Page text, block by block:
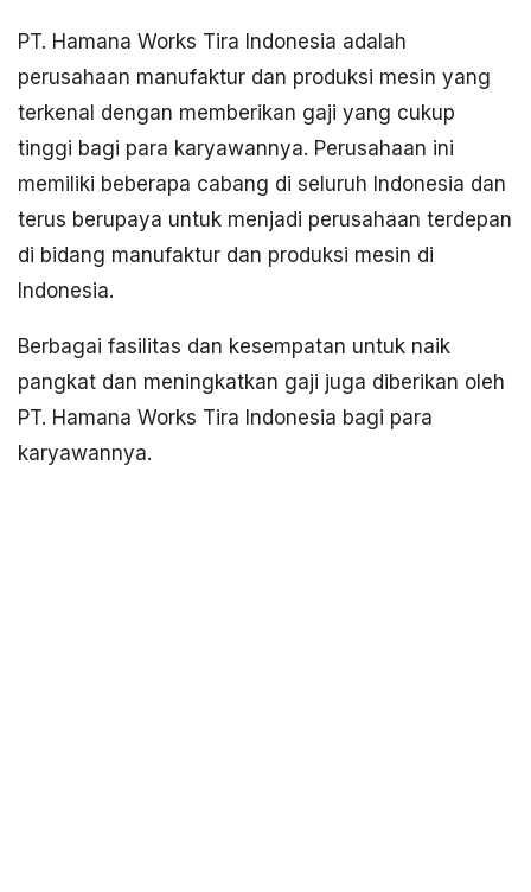
PT. Hamana Works Tira Indonesia adalah
perusahaan manufaktur dan produksi mesin yang
terkenal dengan memberikan gaji yang cukup
tinggi bagi para karyawannya. Perusahaan ini
memiliki beberapa cabang di seluruh Indonesia dan
terus berupaya untuk menjadi perusahaan terdepan
di bidang manufaktur dan produksi mesin di
Indonesia.
Berbagai fasilitas dan kesempatan untuk naik
pangkat dan meningkatkan gaji juga diberikan oleh
PT. Hamana Works Tira Indonesia bagi para
karyawannya.